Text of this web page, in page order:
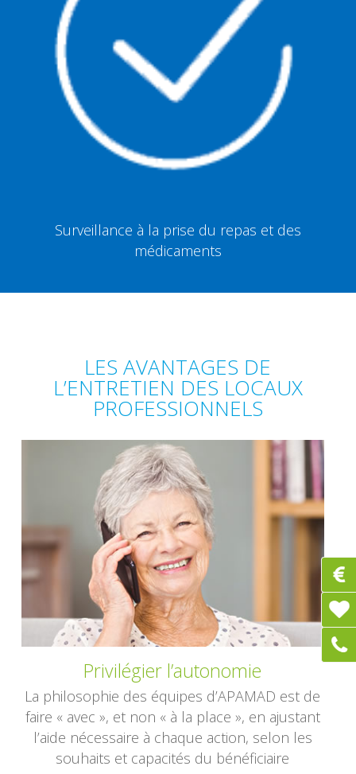
Surveillance à la prise du repas et des
médicaments
LES AVANTAGES DE
L’ENTRETIEN DES LOCAUX
PROFESSIONNELS
Privilégier l’autonomie
La philosophie des équipes d’APAMAD est de
faire « avec », et non « à la place », en ajustant
l’aide nécessaire à chaque action, selon les
souhaits et capacités du bénéficiaire